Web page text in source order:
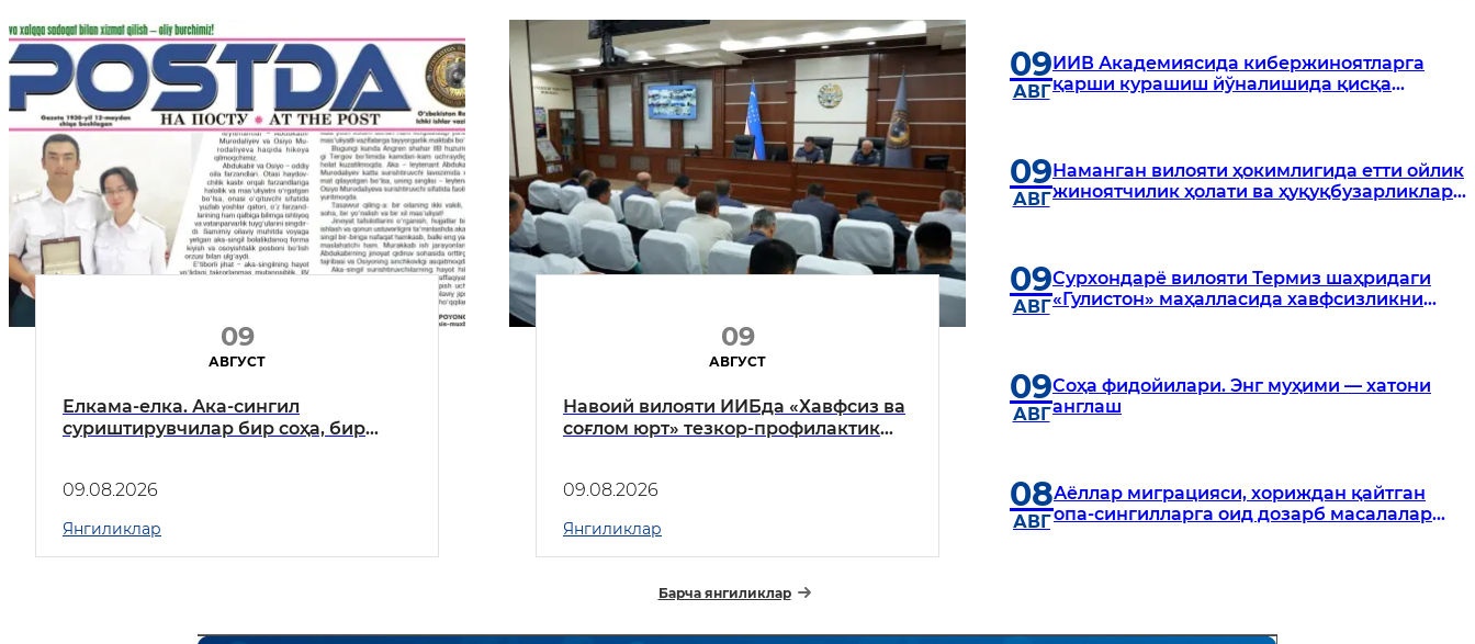
09
АВГУСТ
Елкама-елка. Ака-сингил
суриштирувчилар бир соҳа, бир
09.08.2026
Янгиликлар
09
АВГУСТ
Навоий вилояти ИИБда «Хавфсиз ва
соғлом юрт» тезкор-профилактик
қилинди
09.08.2026
Янгиликлар
09
АВГ
ИИВ Академиясида кибержиноятларга
қарши курашиш йўналишида қисқа
09
АВГ
Наманган вилояти ҳокимлигида етти ойлик
жиноятчилик ҳолати ва ҳуқуқбузарликлар
09
АВГ
Сурхондарё вилояти Термиз шаҳридаги
«Гулистон» маҳалласида хавфсизликни
09
АВГ
Соҳа фидойилари. Энг муҳими — хатони
англаш
08
АВГ
Аёллар миграцияси, хориждан қайтган
опа-сингилларга оид дозарб масалалар
Барча янгиликлар